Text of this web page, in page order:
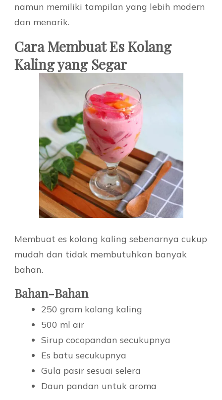
namun memiliki tampilan yang lebih modern
dan menarik.
Cara Membuat Es Kolang
Kaling yang Segar
Membuat es kolang kaling sebenarnya cukup
mudah dan tidak membutuhkan banyak
bahan.
Bahan-Bahan
250 gram kolang kaling
500 ml air
Sirup cocopandan secukupnya
Es batu secukupnya
Gula pasir sesuai selera
Daun pandan untuk aroma